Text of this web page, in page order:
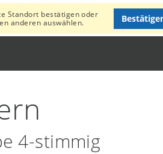
Standort bestätigen oder
anderen auswählen.
4-stimmig